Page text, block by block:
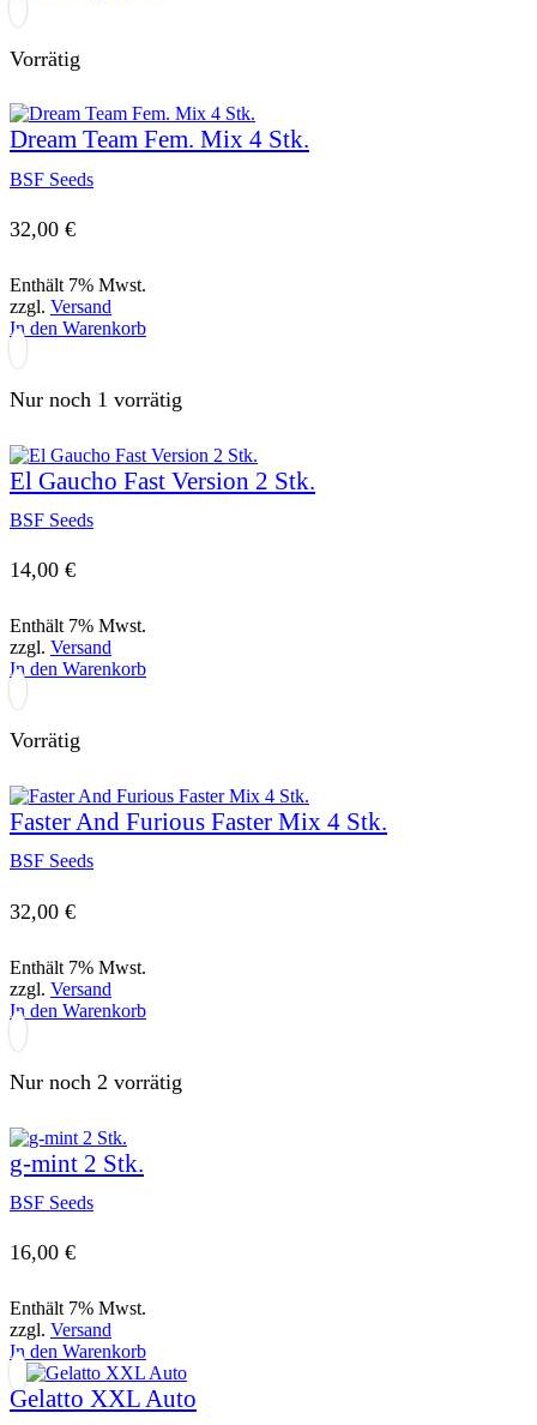
Die
Optionen
können
Vorrätig
Dream Team Fem. Mix 4 Stk.
BSF Seeds
32,00 €
Enthält 7% Mwst.
zzgl. Versand
In den Warenkorb
Nur noch 1 vorrätig
El Gaucho Fast Version 2 Stk.
BSF Seeds
14,00 €
Enthält 7% Mwst.
zzgl. Versand
In den Warenkorb
Vorrätig
Faster And Furious Faster Mix 4 Stk.
BSF Seeds
32,00 €
Enthält 7% Mwst.
zzgl. Versand
In den Warenkorb
Nur noch 2 vorrätig
g-mint 2 Stk.
BSF Seeds
16,00 €
Enthält 7% Mwst.
zzgl. Versand
In den Warenkorb
Gelatto XXL Auto